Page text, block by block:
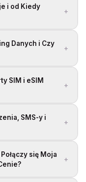
i od Kiedy
+
Danych i Czy
+
SIM i eSIM
+
SMS-y i
+
się Moja
+